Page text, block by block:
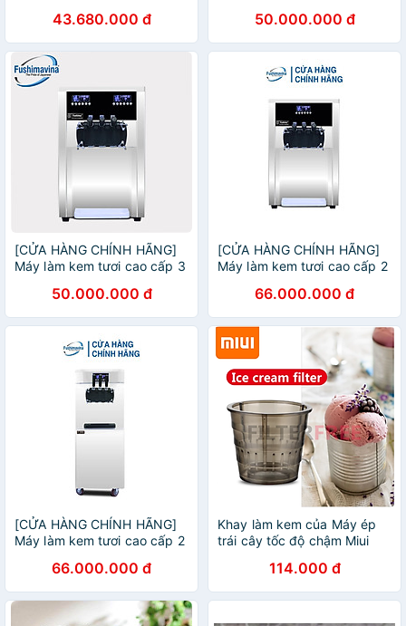
43.680.000 đ 50.000.000 đ
[CỬA HÀNG CHÍNH HÃNG]
Máy làm kem tươi cao cấp 3
50.000.000 đ
[CỬA HÀNG CHÍNH HÃNG]
Máy làm kem tươi cao cấp 2
66.000.000 đ
[CỬA HÀNG CHÍNH HÃNG]
Máy làm kem tươi cao cấp 2
66.000.000 đ
Khay làm kem của Máy ép
trái cây tốc độ chậm Miui
JE-B05B, XKJ-03B, B01B
mã B11 - Hàng Nhập Khẩu
114.000 đ